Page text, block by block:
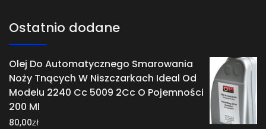
Ostatnio dodane
Olej Do Automatycznego Smarowania
Noży Tnących W Niszczarkach Ideal Od
Modelu 2240 Cc 5009 2Cc O Pojemności
200 Ml
80,00zł